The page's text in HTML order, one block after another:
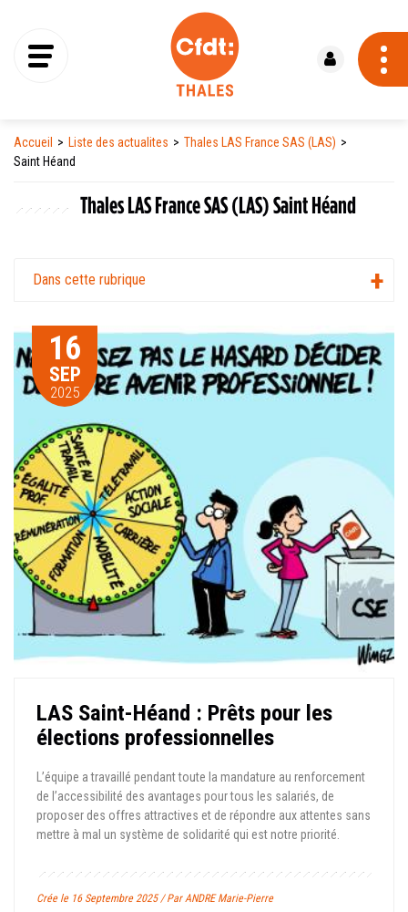
Accueil Liste des actualites
Thales LAS France SAS (LAS)
Saint Héand
Thales LAS France SAS (LAS) Saint Héand
Dans cette rubrique
16
SEP
2025
LAS Saint-Héand : Prêts pour les
élections professionnelles
L’équipe a travaillé pendant toute la mandature au renforcement
de l’accessibilité des avantages pour tous les salariés, de
proposer des offres attractives et de répondre aux attentes sans
mettre à mal un système de solidarité qui est notre priorité.
Crée le 16 Septembre 2025 / Par ANDRE Marie-Pierre